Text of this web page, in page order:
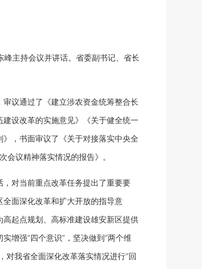
主持会议并讲话。省委副书记、省长
议通过了《建立涉农资金统筹整合长
设改革的实施意见》《关于健全统一
，书面审议了《关于对接落实中央全
议精神落实情况的报告》。
对当前重点改革任务提出了重要要
面深化改革和扩大开放的指导意
起点规划、高标准建设雄安新区提供
增强“四个意识”，坚决做到“两个维
对我省全面深化改革落实情况进行“回